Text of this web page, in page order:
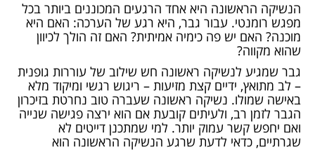
הנשיקה הראשונה היא אחד הרגעים המכוננים ביותר בכל
מפגש רומנטי. עבור גבר, היא רגע של הערכה: האם היא
מוכנה? האם יש פה כימיה אמיתית? האם זה הולך לכיוון
שהוא מקווה?
גבר שמגיע לנשיקה ראשונה חש שילוב של עוררות גופנית
– לב מתואץ, ידיים קצת מזיעות – ריגוש רגשי ומיקוד מלא
באישה שמולו. נשיקה ראשונה שעברה טוב נחרטת בזיכרון
הגבר לזמן רב, ולעיתים קובעת אם הוא ירצה פגישה שנייה
ואם יחפש קשר עמוק יותר. למי שמתכנן דייטים לא
שגרתיים, כדאי לדעת שרגע הנשיקה הראשונה הוא